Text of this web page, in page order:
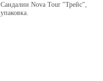
Сандалии Nova Tour "Трейс",
упаковка.